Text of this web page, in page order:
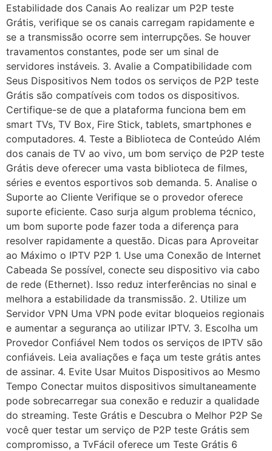
Estabilidade dos Canais Ao realizar um P2P teste
Grátis, verifique se os canais carregam rapidamente e
se a transmissão ocorre sem interrupções. Se houver
travamentos constantes, pode ser um sinal de
servidores instáveis. 3. Avalie a Compatibilidade com
Seus Dispositivos Nem todos os serviços de P2P teste
Grátis são compatíveis com todos os dispositivos.
Certifique-se de que a plataforma funciona bem em
smart TVs, TV Box, Fire Stick, tablets, smartphones e
computadores. 4. Teste a Biblioteca de Conteúdo Além
dos canais de TV ao vivo, um bom serviço de P2P teste
Grátis deve oferecer uma vasta biblioteca de filmes,
séries e eventos esportivos sob demanda. 5. Analise o
Suporte ao Cliente Verifique se o provedor oferece
suporte eficiente. Caso surja algum problema técnico,
um bom suporte pode fazer toda a diferença para
resolver rapidamente a questão. Dicas para Aproveitar
ao Máximo o IPTV P2P 1. Use uma Conexão de Internet
Cabeada Se possível, conecte seu dispositivo via cabo
de rede (Ethernet). Isso reduz interferências no sinal e
melhora a estabilidade da transmissão. 2. Utilize um
Servidor VPN Uma VPN pode evitar bloqueios regionais
e aumentar a segurança ao utilizar IPTV. 3. Escolha um
Provedor Confiável Nem todos os serviços de IPTV são
confiáveis. Leia avaliações e faça um teste grátis antes
de assinar. 4. Evite Usar Muitos Dispositivos ao Mesmo
Tempo Conectar muitos dispositivos simultaneamente
pode sobrecarregar sua conexão e reduzir a qualidade
do streaming. Teste Grátis e Descubra o Melhor P2P Se
você quer testar um serviço de P2P teste Grátis sem
compromisso, a TvFácil oferece um Teste Grátis 6